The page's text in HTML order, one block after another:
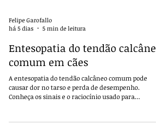
há 5 dias
5 min de leitura
Entesopatia do tendão calcâneo